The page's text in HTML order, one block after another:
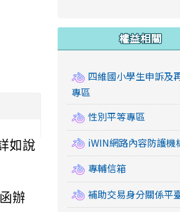
如說
辦
權益相關
四維國小學生申訴及
專區
性別平等專區
iWIN網路內容防護機
專輔信箱
補助交易身分關係平